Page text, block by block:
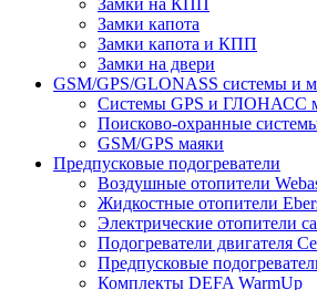
Замки капота
Замки капота и КПП
Замки на двери
GSM/GPS/GLONASS системы и
Системы GPS и ГЛОНАСС
Поисково-охранные
GSM/GPS маяки
Предпусковые подогреватели
Воздушные отопители
Жидкостные отопители
Электрические отопители
Подогреватели двигателя
Предпусковые
Комплекты DEFA WarmUp